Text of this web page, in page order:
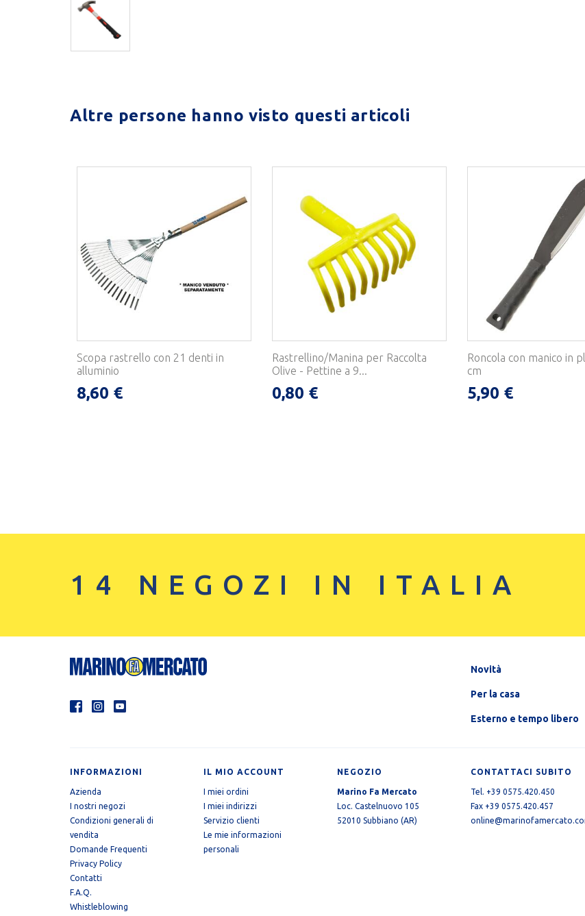
Altre persone hanno visto questi articoli
Scopa rastrello con 21 denti in
alluminio
8,60 €
Rastrellino/Manina per Raccolta
Olive - Pettine a 9...
0,80 €
Roncola con manico in
cm
5,90 €
14 NEGOZI IN ITALIA
Novità
Per la casa
Esterno e tempo libero
INFORMAZIONI
Azienda
I nostri negozi
Condizioni generali di
vendita
Domande Frequenti
Privacy Policy
Contatti
F.A.Q.
Whistleblowing
IL MIO ACCOUNT
I miei ordini
I miei indirizzi
Servizio clienti
Le mie informazioni
personali
NEGOZIO
Marino Fa Mercato
Loc. Castelnuovo 105
52010 Subbiano (AR)
CONTATTACI SUBITO
Tel. +39 0575.420.450
Fax +39 0575.420.457